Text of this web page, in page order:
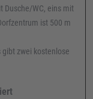
Dusche/WC, eins mit
ist 500 m
gibt zwei kostenlose